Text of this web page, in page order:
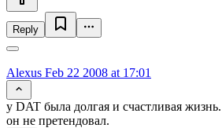
Reply
Alexus Feb 22 2008 at 17:01
у DAT была долгая и счастливая
он не претендовал.